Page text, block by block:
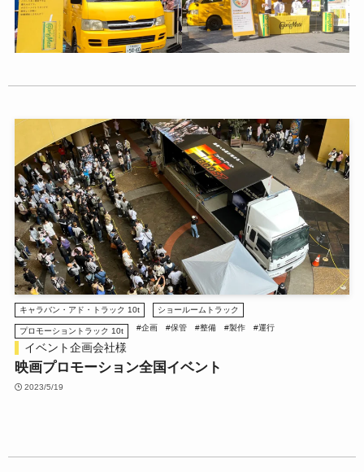
キャラバン・アド・トラック 10t ショールームトラック
プロモーショントラック 10t #企画 #保管 #整備 #製作 #運行
イベント企画会社様
映画プロモーション全国イベント
2023/5/19